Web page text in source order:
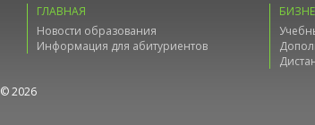
ГЛАВНАЯ
Новости образования
Информация для абитуриентов
© 2026